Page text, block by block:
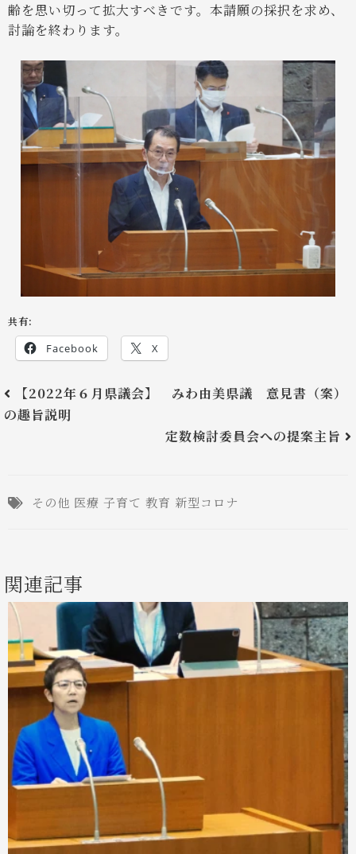
齢を思い切って拡大すべきです。本請願の採択を求め、
討論を終わります。
共有:
Facebook X
【2022年６月県議会】 みわ由美県議 意見書（案）
の趣旨説明
定数検討委員会への提案主旨
その他 医療 子育て 教育 新型コロナ
関連記事